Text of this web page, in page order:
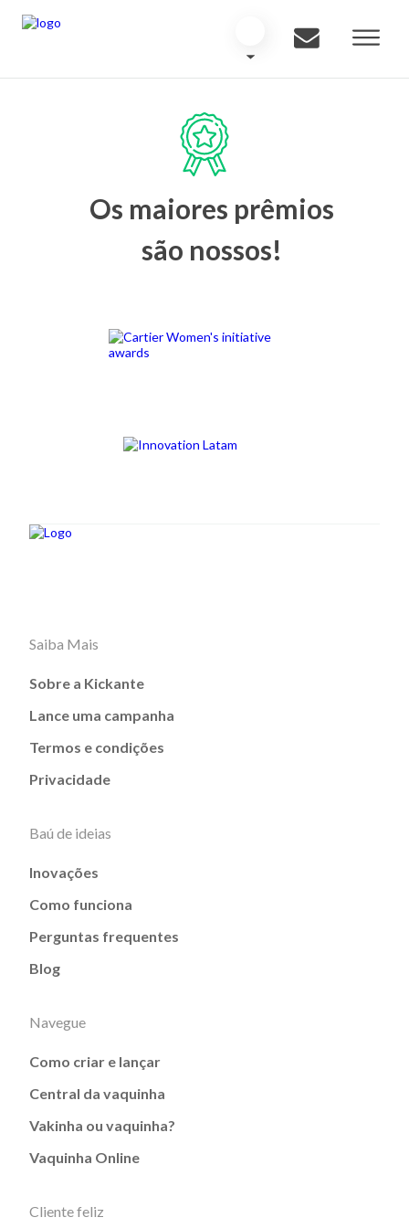
Os maiores prêmios
são nossos!
Saiba Mais
Sobre a Kickante
Lance uma campanha
Termos e condições
Privacidade
Baú de ideias
Inovações
Como funciona
Perguntas frequentes
Blog
Navegue
Como criar e lançar
Central da vaquinha
Vakinha ou vaquinha?
Vaquinha Online
Cliente feliz